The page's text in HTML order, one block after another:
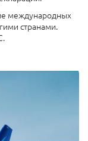
международных
странами.